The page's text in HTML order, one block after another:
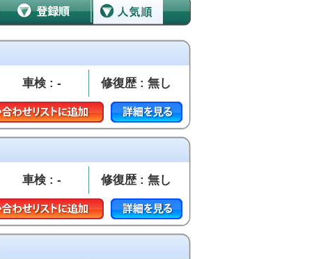
車検 : - 修復歴 : 無し
車検 : - 修復歴 : 無し